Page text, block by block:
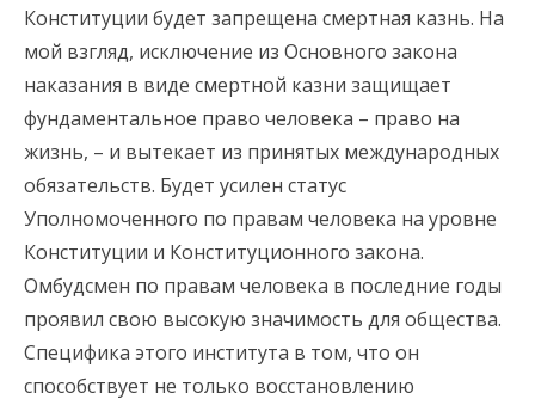
Конституции будет запрещена смертная казнь. На
мой взгляд, исключение из Основного закона
наказания в виде смертной казни защищает
фундаментальное право человека – право на
жизнь, – и вытекает из принятых международных
обязательств. Будет усилен статус
Уполномоченного по правам человека на уровне
Конституции и Конституционного закона.
Омбудсмен по правам человека в последние годы
проявил свою высокую значимость для общества.
Специфика этого института в том, что он
способствует не только восстановлению